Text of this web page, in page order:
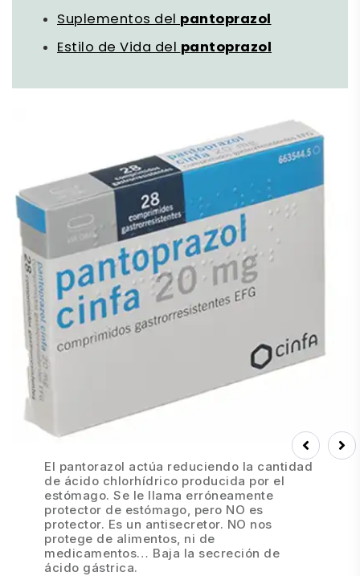
Suplementos delpantoprazol
Estilo de Vida delpantoprazol
Prev
El pantorazol actúa reduciendo la cantidad
de ácido chlorhídrico producida por el
estómago. Se le llama erróneamente
protector de estómago, pero NO es
protector. Es un antisecretor. NO nos
protege de alimentos, ni de
medicamentos… Baja la secreción de
ácido gástrica.
Next